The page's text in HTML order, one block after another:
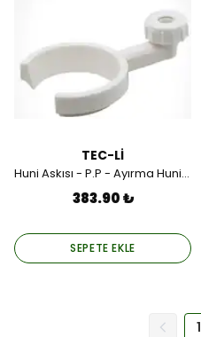
TEC-Lİ
Huni Askısı - P.P - Ayırma Hunileri İçin (60mm ile 150mm Uyumlu)
383.90 ₺
SEPETE EKLE
1